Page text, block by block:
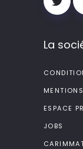
La
ESPACE
JOBS